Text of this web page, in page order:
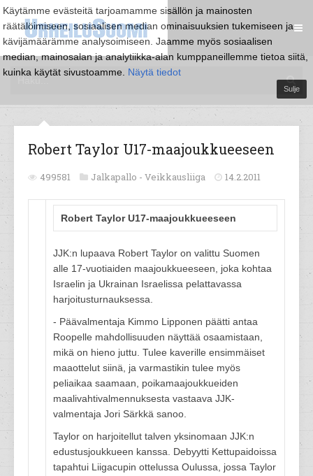
Käytämme evästeitä tarjoamamme sisällön ja mainosten
räätälöimiseen, sosiaalisen median ominaisuuksien tukemiseen ja
kävijämäärämme analysoimiseen. Jaamme myös sosiaalisen
median, mainosalan ja analytiikka-alan kumppaneillemme tietoa siitä,
kuinka käytät sivustoamme. Näytä tiedot
Sulje
Robert Taylor U17-maajoukkueeseen
499581 Jalkapallo - Veikkausliiga 14.2.2011
Robert Taylor U17-maajoukkueeseen
JJK:n lupaava Robert Taylor on valittu Suomen
alle 17-vuotiaiden maajoukkueeseen, joka kohtaa
Israelin ja Ukrainan Israelissa pelattavassa
harjoitusturnauksessa.
- Päävalmentaja Kimmo Lipponen päätti antaa
Roopelle mahdollisuuden näyttää osaamistaan,
mikä on hieno juttu. Tulee kaverille ensimmäiset
maaottelut siinä, ja varmastikin tulee myös
peliaikaa saamaan, poikamaajoukkueiden
maalivahtivalmennuksesta vastaava JJK-
valmentaja Jori Särkkä sanoo.
Taylor on harjoitellut talven yksinomaan JJK:n
edustusjoukkueen kanssa. Debyytti Kettupaidoissa
tapahtui Liigacupin ottelussa Oulussa, jossa Taylor